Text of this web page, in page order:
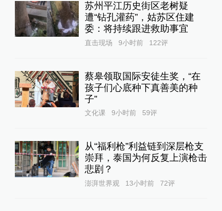
苏州平江历史街区老树疑
遭“钻孔灌药”，姑苏区住建
委：将持续跟进救助事宜
直击现场 9小时前 122评
蔡皋领取国际安徒生奖，“在
孩子们心底种下真善美的种
子”
文化课 9小时前 59评
从“福利枪”利益链到深层枪支
崇拜，泰国为何反复上演枪击
悲剧？
澎湃世界观 13小时前 72评